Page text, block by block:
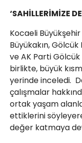
‘SAHİLLERİMİZE
Kocaeli
Büyükakın, Gölcük
ve AK Parti Gölcük
birlikte, büyük
yerinde inceledi.
çalışmalar
ortak yaşam
ettiklerini
değer katmaya